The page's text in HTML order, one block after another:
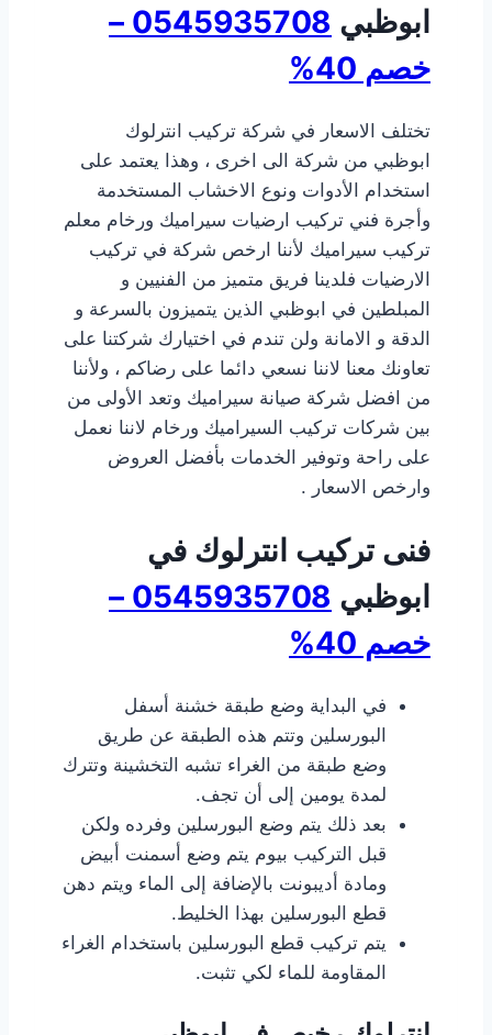
ابوظبي
0545935708 –
خصم 40%
تختلف الاسعار في شركة تركيب انترلوك
ابوظبي من شركة الى اخرى ، وهذا يعتمد على
استخدام الأدوات ونوع الاخشاب المستخدمة
وأجرة فني تركيب ارضيات سيراميك ورخام معلم
تركيب سيراميك لأننا ارخص شركة في تركيب
الارضيات فلدينا فريق متميز من الفنيين و
المبلطين في ابوظبي الذين يتميزون بالسرعة و
الدقة و الامانة ولن تندم في اختيارك شركتنا على
تعاونك معنا لاننا نسعي دائما على رضاكم ، ولأننا
من افضل شركة صيانة سيراميك وتعد الأولى من
بين شركات تركيب السيراميك ورخام لاننا نعمل
على راحة وتوفير الخدمات بأفضل العروض
وارخص الاسعار .
فنى تركيب انترلوك في
ابوظبي
0545935708 –
خصم 40%
في البداية وضع طبقة خشنة أسفل
البورسلين وتتم هذه الطبقة عن طريق
وضع طبقة من الغراء تشبه التخشينة وتترك
لمدة يومين إلى أن تجف.
بعد ذلك يتم وضع البورسلين وفرده ولكن
قبل التركيب بيوم يتم وضع أسمنت أبيض
ومادة أديبونت بالإضافة إلى الماء ويتم دهن
قطع البورسلين بهذا الخليط.
يتم تركيب قطع البورسلين باستخدام الغراء
المقاومة للماء لكي تثبت.